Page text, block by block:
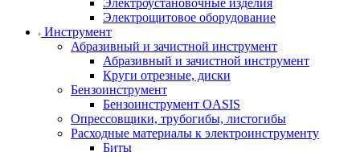
Электроустановочные изделия
Электрощитовое оборудование
Инструмент
Абразивный и зачистной инструмент
Абразивный и зачистной инструмент
Круги отрезные, диски
Бензоинструмент
Бензоинструмент OASIS
Опрессовщики, трубогибы, листогибы
Расходные материалы к электроинструменту
Биты